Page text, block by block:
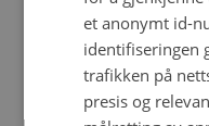
et anonymt id-
identifiseringen
trafikken på
presis og